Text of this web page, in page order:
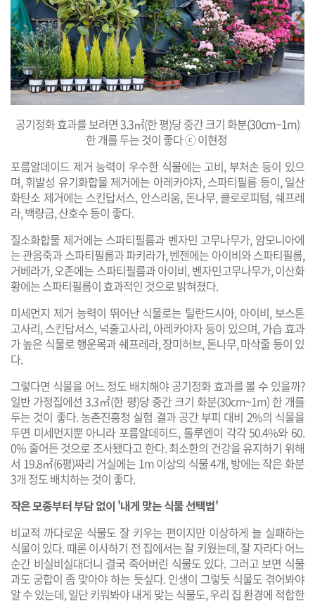
공기정화 효과를 보려면 3.3㎡(한 평)당 중간 크기 화분(30cm~1m)
한 개를 두는 것이 좋다 ⓒ 이현정
​포름알데이드 제거 능력이 우수한 식물에는 고비, 부처손 등이 있으
며, 휘발성 유기화합물 제거에는 아레카야자, 스파티필름 등이, 일산
화탄소 제거에는 스킨답서스, 안스리움, 돈나무, 클로로피텀, 쉐프레
라, 백량금, 산호수 등이 좋다.
질소화합물 제거에는 스파티필름과 벤자민 고무나무가, 암모니아에
는 관음죽과 스파티필름과 파키라가, 벤젠에는 아이비와 스파티필름,
거베라가, 오존에는 스파티필름과 아이비, 벤자민고무나무가, 이산화
황에는 스파티필름이 효과적인 것으로 밝혀졌다.
미세먼지 제거 능력이 뛰어난 식물로는 틸란드시아, 아이비, 보스톤
고사리, 스킨답서스, 넉줄고사리, 아레카야자 등이 있으며, 가습 효과
가 높은 식물로 행운목과 쉐프레라, 장미허브, 돈나무, 마삭줄 등이 있
다.
그렇다면 식물을 어느 정도 배치해야 공기정화 효과를 볼 수 있을까?
일반 가정집에선 3.3㎡(한 평)당 중간 크기 화분(30cm~1m) 한 개를
두는 것이 좋다. 농촌진흥청 실험 결과 공간 부피 대비 2%의 식물을
두면 미세먼지뿐 아니라 포름알데히드, 톨루엔이 각각 50.4%와 60.
0% 줄어든 것으로 조사됐다고 한다. 최소한의 건강을 유지하기 위해
서 19.8㎡(6평)짜리 거실에는 1m 이상의 식물 4개, 방에는 작은 화분
3개 정도 배치하는 것이 좋다.
작은 모종부터 부담 없이 '내게 맞는 식물 선택법'
​비교적 까다로운 식물도 잘 키우는 편이지만 이상하게 늘 실패하는
식물이 있다. 때론 이사하기 전 집에서는 잘 키웠는데, 잘 자라다 어느
순간 비실비실대더니 결국 죽어버린 식물도 있다. 그러고 보면 식물
과도 궁합이 좀 맞아야 하는 듯싶다. 인생이 그렇듯 식물도 겪어봐야
알 수 있는데, 일단 키워봐야 내게 맞는 식물도, 우리 집 환경에 적합한